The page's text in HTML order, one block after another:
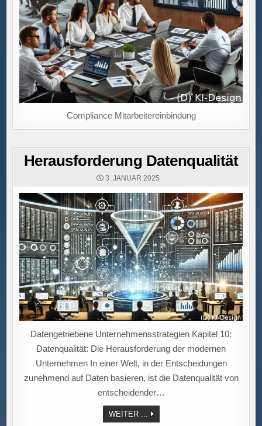
Compliance Mitarbeitereinbindung
Herausforderung Datenqualität
3. JANUAR 2025
Datengetriebene Unternehmensstrategien Kapitel 10:
Datenqualität: Die Herausforderung der modernen
Unternehmen In einer Welt, in der Entscheidungen
zunehmend auf Daten basieren, ist die Datenqualität von
entscheidender…
WEITER ...
HERAUSFORDERUNG
DATENQUALITÄT